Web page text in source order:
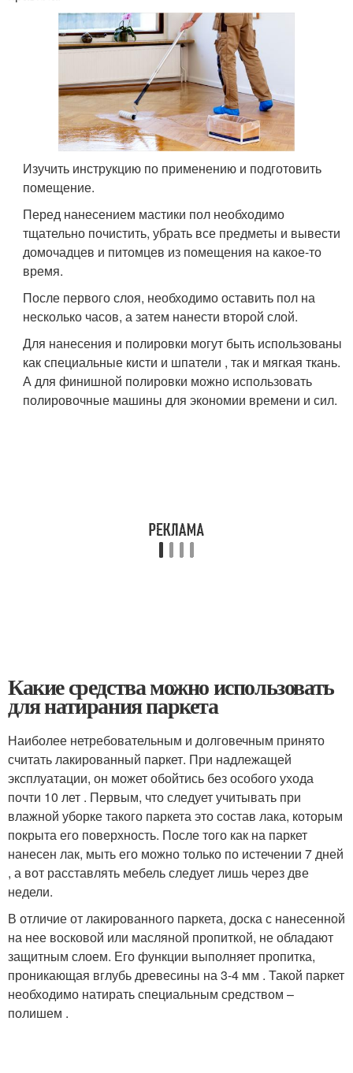
Изучить инструкцию по применению и подготовить
помещение.
Перед нанесением мастики пол необходимо
тщательно почистить, убрать все предметы и вывести
домочадцев и питомцев из помещения на какое-то
время.
После первого слоя, необходимо оставить пол на
несколько часов, а затем нанести второй слой.
Для нанесения и полировки могут быть использованы
как специальные кисти и шпатели , так и мягкая ткань.
А для финишной полировки можно использовать
полировочные машины для экономии времени и сил.
Какие средства можно использовать
для натирания паркета
Наиболее нетребовательным и долговечным принято
считать лакированный паркет. При надлежащей
эксплуатации, он может обойтись без особого ухода
почти 10 лет . Первым, что следует учитывать при
влажной уборке такого паркета это состав лака, которым
покрыта его поверхность. После того как на паркет
нанесен лак, мыть его можно только по истечении 7 дней
, а вот расставлять мебель следует лишь через две
недели.
В отличие от лакированного паркета, доска с нанесенной
на нее восковой или масляной пропиткой, не обладают
защитным слоем. Его функции выполняет пропитка,
проникающая вглубь древесины на 3-4 мм . Такой паркет
необходимо натирать специальным средством –
полишем .